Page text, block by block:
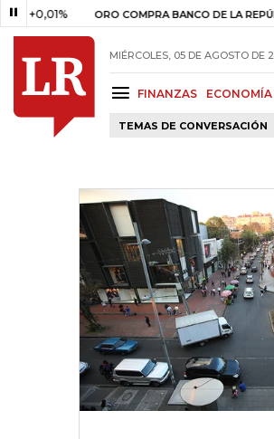
ORO COMPRA BANCO DE LA REPÚBLICA
MIÉRCOLES, 05 DE AGOSTO DE
FINANZAS ECONOMÍA
TEMAS DE CONVERSACIÓN